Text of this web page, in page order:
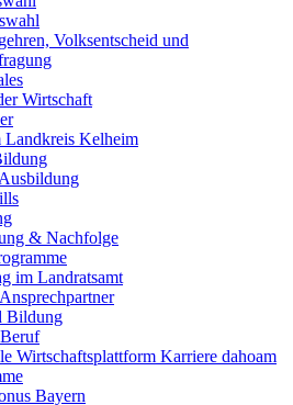
Volksentscheid und
Wirtschaft
Kelheim
& Nachfolge
im Landratsamt
Bildung
Wirtschaftsplattform Karriere dahoam
Bayern